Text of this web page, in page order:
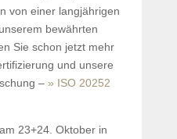
von einer langjährigen
bewährten
Sie schon jetzt mehr
und unsere
– » ISO 20252
23+24. Oktober in